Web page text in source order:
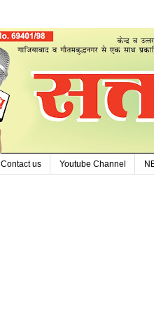
Contact us Youtube Channel